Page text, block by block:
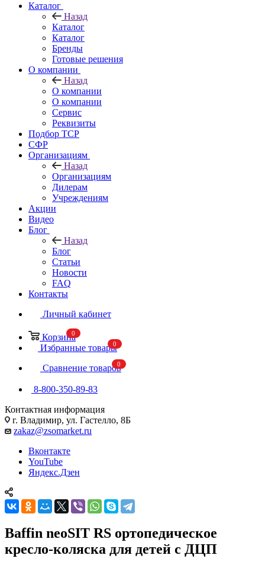
Каталог
Назад
Каталог
Каталог
Бренды
Готовые решения
О компании
Назад
О компании
О компании
Сервис
Реквизиты
Подбор ТСР
СФР
Организациям
Назад
Организациям
Дилерам
Учреждениям
Акции
Видео
Блог
Назад
Блог
Статьи
Новости
FAQ
Контакты
Личный кабинет
Корзина
0
Избранные товары
0
Сравнение товаров
0
8-800-350-89-83
Контактная информация
г. Владимир, ул. Гастелло, 8Б
zakaz@zsomarket.ru
Вконтакте
YouTube
Яндекс.Дзен
Baffin neoSIT RS ортопедическое
кресло-коляска для детей с ДЦП